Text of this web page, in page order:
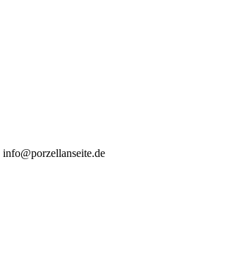
info@porzellanseite.de